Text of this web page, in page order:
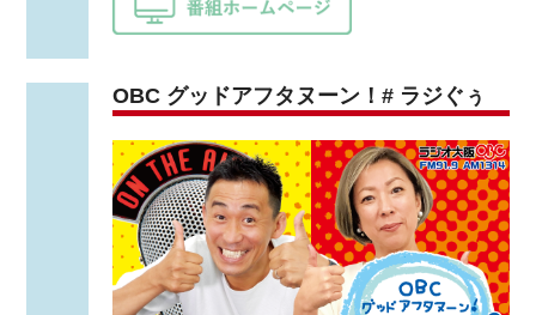
OBC グッドアフタヌーン！# ラジぐぅ